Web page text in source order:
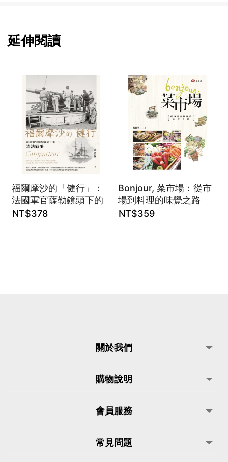
延伸閱讀
福爾摩沙的「健行」：
法國軍官薩勒鏡頭下的
清法戰爭
NT$378
Bonjour, 菜市場：從市
場到料理的味覺之路
NT$359
關於我們
購物說明
會員服務
常見問題